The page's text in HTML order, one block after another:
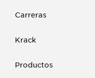
Carreras
Krack
Productos